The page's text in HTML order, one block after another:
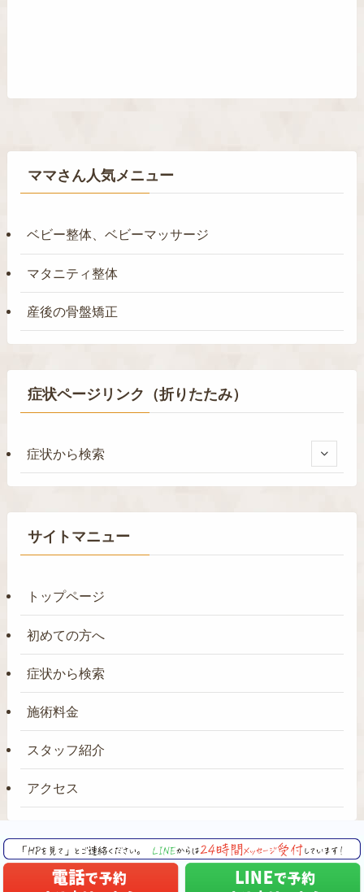
ママさん人気メニュー
ベビー整体、ベビーマッサージ
マタニティ整体
産後の骨盤矯正
症状ページリンク（折りたたみ）
症状から検索
サイトマニュー
トップページ
初めての方へ
症状から検索
施術料金
スタッフ紹介
アクセス